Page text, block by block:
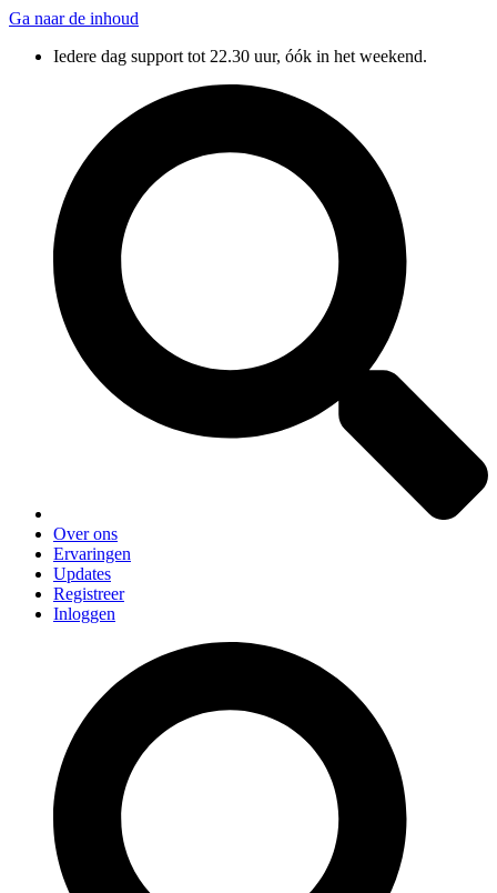
Ga naar de inhoud
Iedere dag support tot 22.30 uur, óók in het weekend.
Over ons
Ervaringen
Updates
Registreer
Inloggen